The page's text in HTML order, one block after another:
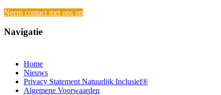
Neem contact met ons op
Navigatie
Home
Nieuws
Privacy Statement Natuurlijk Inclusief®
Algemene Voorwaarden